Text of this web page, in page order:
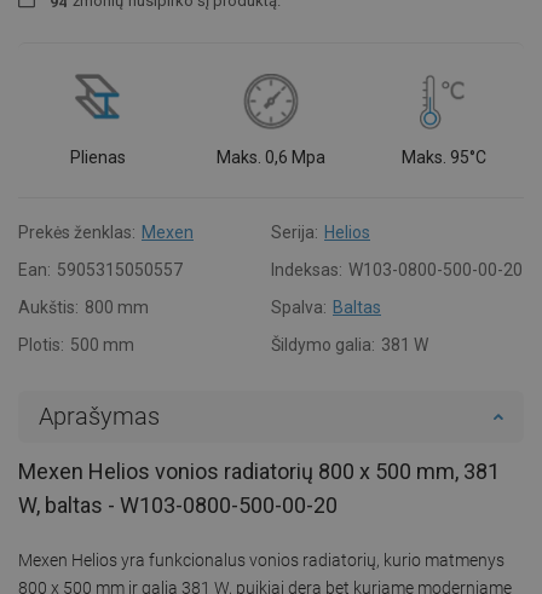
Plienas Maks. 0,6 Mpa Maks. 95°C
Prekės ženklas: Mexen Serija: Helios
Ean: 5905315050557 Indeksas: W103-0800-500-00-20
Aukštis: 800 mm Spalva: Baltas
Plotis: 500 mm Šildymo galia: 381 W
Aprašymas
Mexen Helios vonios radiatorių 800 x 500 mm, 381
W, baltas - W103-0800-500-00-20
Mexen Helios yra funkcionalus vonios radiatorių, kurio matmenys
800 x 500 mm ir galia 381 W, puikiai dera bet kuriame moderniame